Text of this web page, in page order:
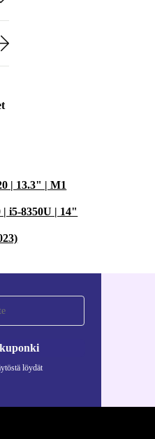
| 13.3" | M1
i5-8350U | 14"
löydät